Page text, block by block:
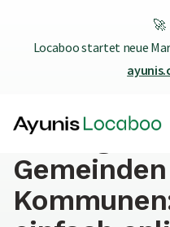
🚀
Locaboo startet neue
Online